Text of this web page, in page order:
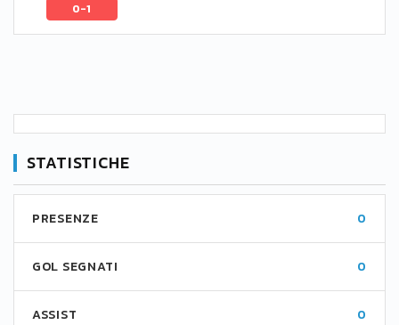
0-1
STATISTICHE
PRESENZE 0
GOL SEGNATI 0
ASSIST 0